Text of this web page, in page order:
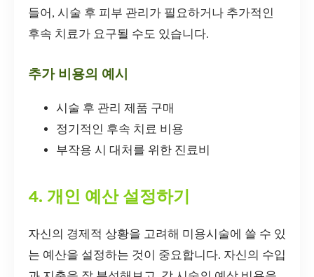
들어, 시술 후 피부 관리가 필요하거나 추가적인
후속 치료가 요구될 수도 있습니다.
추가 비용의 예시
시술 후 관리 제품 구매
정기적인 후속 치료 비용
부작용 시 대처를 위한 진료비
4. 개인 예산 설정하기
자신의 경제적 상황을 고려해 미용시술에 쓸 수 있
는 예산을 설정하는 것이 중요합니다. 자신의 수입